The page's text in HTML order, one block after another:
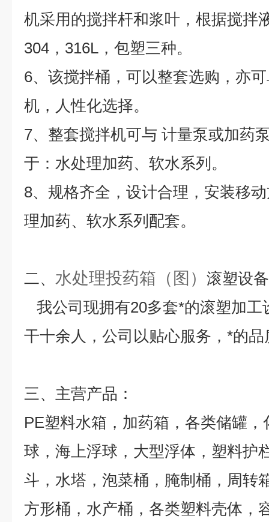
机采用的搅拌杆和浆叶，根据搅拌
304，316L，包塑三种。
6、该搅拌桶，可以整套选购，亦
机，人性化选择。
7、整套搅拌机可与 计量泵或加药
于：水处理加药、软水系列。
8、规格齐全，设计合理，安装移
理加药、软水系列配套。
二、 水处理投药箱（图） 滚塑设备
我公司现拥有20多套*的滚塑加工
干十余人，公司以贴心服务，*的
三、 主营产品：
PE塑料水箱，加药箱，各类储罐
球，海上浮球，大型浮体，塑料护
斗，水塔，泡菜桶，腌制桶，周转
方形桶，水产桶，各类塑料壳体，